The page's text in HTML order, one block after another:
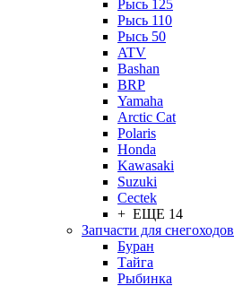
Рысь 125
Рысь 110
Рысь 50
ATV
Bashan
BRP
Yamaha
Arctic Cat
Polaris
Honda
Kawasaki
Suzuki
Cectek
+ ЕЩЕ 14
Запчасти для снегоходов
Буран
Тайга
Рыбинка